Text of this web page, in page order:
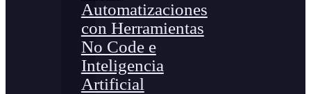
Automatizaciones
con Herramientas
No Code e
Inteligencia
Artificial